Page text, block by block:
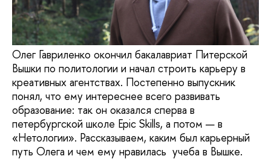
Олег Гавриленко окончил бакалавриат Питерской
Вышки по политологии и начал строить карьеру в
креативных агентствах. Постепенно выпускник
понял, что ему интереснее всего развивать
образование: так он оказался сперва в
петербургской школе Epic Skills, а потом — в
«Нетологии». Рассказываем, каким был карьерный
путь Олега и чем ему нравилась учеба в Вышке.